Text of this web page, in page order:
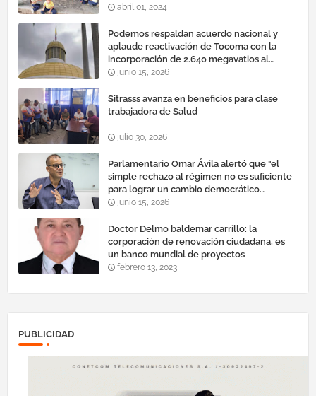
abril 01, 2024
Podemos respaldan acuerdo nacional y
aplaude reactivación de Tocoma con la
incorporación de 2.640 megavatios al
sistema eléctrico nacional
junio 15, 2026
Sitrasss avanza en beneficios para clase
trabajadora de Salud
julio 30, 2026
Parlamentario Omar Ávila alertó que "el
simple rechazo al régimen no es suficiente
para lograr un cambio democrático
efectivo"
junio 15, 2026
Doctor Delmo baldemar carrillo: la
corporación de renovación ciudadana, es
un banco mundial de proyectos
febrero 13, 2023
PUBLICIDAD